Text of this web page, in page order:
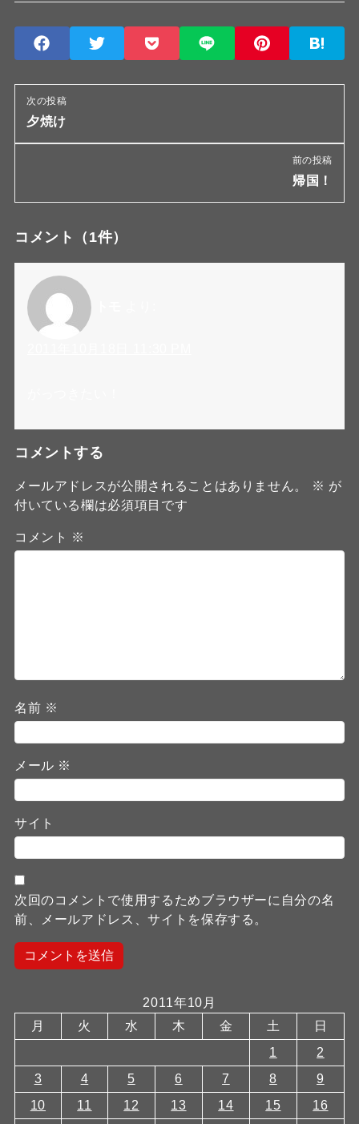
次の投稿
夕焼け
前の投稿
帰国！
コメント （1件）
コメントする
メールアドレスが公開されることはありません。 ※ が
付いている欄は必須項目です
コメント ※
名前 ※
メール ※
サイト
次回のコメントで使用するためブラウザーに自分の名
前、メールアドレス、サイトを保存する。
2011年10月
月
火 水 木 金 土
日
1
2
3
4 5 6 7 8
9
10
11 12 13 14 15 16